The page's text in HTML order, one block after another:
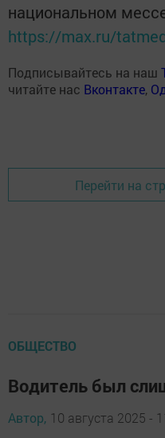
национальном
https://max.ru/
Подписывайтесь на наш
читайте нас Вконтакте,
Перейти на
ОБЩЕСТВО
Водитель был
Автор, 10 августа 2025 -